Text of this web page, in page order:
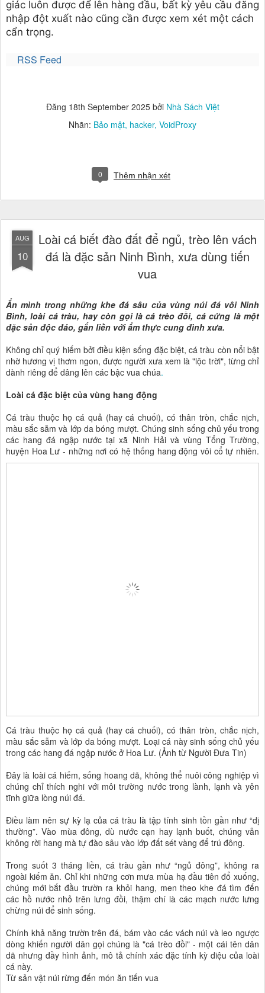
giác luôn được để lên hàng đầu, bất kỳ yêu cầu đăng
nhập đột xuất nào cũng cần được xem xét một cách
cẩn trọng.
RSS Feed
Đăng 18th September 2025bởi Nhà Sách Việt
Nhãn: Bảo mật hacker VoidProxy
0 Thêm nhận xét
AUG
10
Loài cá biết đào đất để ngủ, trèo lên vách
đá là đặc sản Ninh Bình, xưa dùng tiến
vua
Ẩn mình trong những khe đá sâu của vùng núi đá vôi Ninh
Bình, loài cá tràu, hay còn gọi là cá trèo đồi, cá cửng là một
đặc sản độc đáo, gắn liền với ẩm thực cung đình xưa.
Không chỉ quý hiếm bởi điều kiện sống đặc biệt, cá tràu còn nổi bật
nhờ hương vị thơm ngon, được người xưa xem là "lộc trời", từng chỉ
dành riêng để dâng lên các bậc vua chúa.
Loài cá đặc biệt của vùng hang động
Cá tràu thuộc họ cá quả (hay cá chuối), có thân tròn, chắc nịch,
màu sắc sẫm và lớp da bóng mượt. Chúng sinh sống chủ yếu trong
các hang đá ngập nước tại xã Ninh Hải và vùng Tổng Trường,
huyện Hoa Lư - những nơi có hệ thống hang động vôi cổ tự nhiên.
Cá tràu thuộc họ cá quả (hay cá chuối), có thân tròn, chắc nịch,
màu sắc sẫm và lớp da bóng mượt. Loại cá này sinh sống chủ yếu
trong các hang đá ngập nước ở Hoa Lư. (Ảnh từ Người Đưa Tin)
Đây là loài cá hiếm, sống hoang dã, không thể nuôi công nghiệp vì
chúng chỉ thích nghi với môi trường nước trong lành, lạnh và yên
tĩnh giữa lòng núi đá.
Điều làm nên sự kỳ lạ của cá tràu là tập tính sinh tồn gần như “dị
thường”. Vào mùa đông, dù nước cạn hay lạnh buốt, chúng vẫn
không rời hang mà tự đào sâu vào lớp đất sét vàng để trú đông.
Trong suốt 3 tháng liền, cá tràu gần như “ngủ đông”, không ra
ngoài kiếm ăn. Chỉ khi những cơn mưa mùa hạ đầu tiên đổ xuống,
chúng mới bắt đầu trườn ra khỏi hang, men theo khe đá tìm đến
các hồ nước nhỏ trên lưng đồi, thậm chí là các mạch nước lưng
chừng núi để sinh sống.
Chính khả năng trườn trên đá, bám vào các vách núi và leo ngược
dòng khiến người dân gọi chúng là "cá trèo đồi" - một cái tên dân
dã nhưng đầy hình ảnh, mô tả chính xác đặc tính kỳ diệu của loài
cá này.
Từ sản vật núi rừng đến món ăn tiến vua